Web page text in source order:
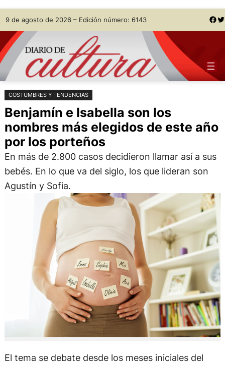
Saltar
al
contenido
Skip
to
content
9 de agosto de 2026 – Edición número: 6143 Facebook Twitter
COSTUMBRES Y TENDENCIAS
Benjamín e Isabella son los
nombres más elegidos de este año
por los porteños
En más de 2.800 casos decidieron llamar así a sus
bebés. En lo que va del siglo, los que lideran son
Agustín y Sofia.
El tema se debate desde los meses iniciales del